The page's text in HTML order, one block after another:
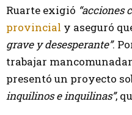
Ruarte exigió “acciones
provincial y aseguró
grave y desesperante”.
trabajar
presentó un proyecto
inquilinos e inquilinas”,